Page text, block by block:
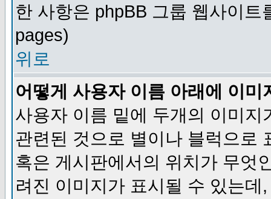
한 사항은 phpBB 그룹 웹사이
pages)
위로
어떻게 사용자 이름 아래에 이미
사용자 이름 밑에 두개의 이미
관련된 것으로 별이나 블럭으로
혹은 게시판에서의 위치가 무엇
려진 이미지가 표시될 수 있는